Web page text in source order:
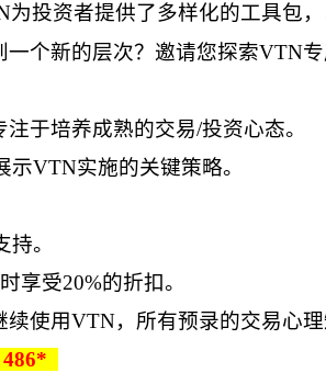
投资者提供了多样化的工具包
个新的层次？邀请您探索VTN
于培养成熟的交易/投资心态。
VTN实施的关键策略。
。
享受20%的折扣。
使用VTN，所有预录的交易心